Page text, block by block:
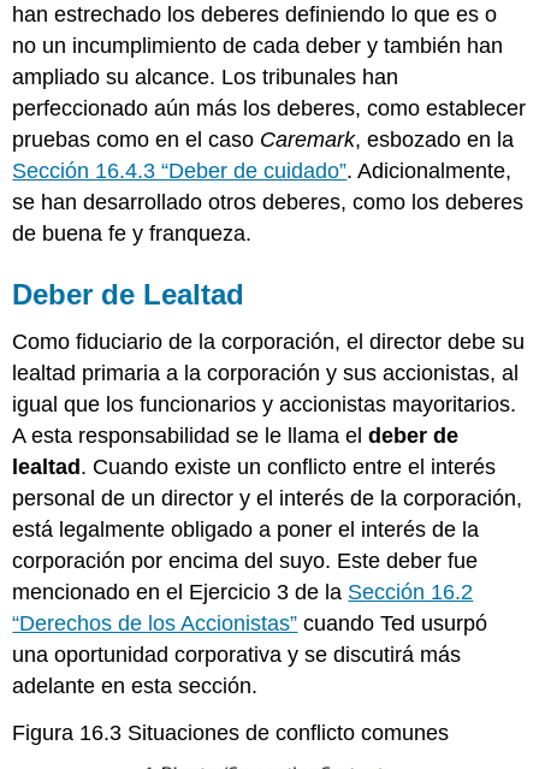
han estrechado los deberes definiendo lo que es o
no un incumplimiento de cada deber y también han
ampliado su alcance. Los tribunales han
perfeccionado aún más los deberes, como establecer
pruebas como en el caso Caremark, esbozado en la
Sección 16.4.3 “Deber de cuidado”. Adicionalmente,
se han desarrollado otros deberes, como los deberes
de buena fe y franqueza.
Deber de Lealtad
Como fiduciario de la corporación, el director debe su
lealtad primaria a la corporación y sus accionistas, al
igual que los funcionarios y accionistas mayoritarios.
A esta responsabilidad se le llama eldeber de
lealtad . Cuando existe un conflicto entre el interés
personal de un director y el interés de la corporación,
está legalmente obligado a poner el interés de la
corporación por encima del suyo. Este deber fue
mencionado en el Ejercicio 3 de la Sección 16.2
“Derechos de los Accionistas” cuando Ted usurpó
una oportunidad corporativa y se discutirá más
adelante en esta sección.
Figura 16.3 Situaciones de conflicto comunes